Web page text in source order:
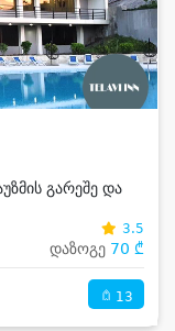
გარეშე და
3.5
დაზოგე 70 ₾
13